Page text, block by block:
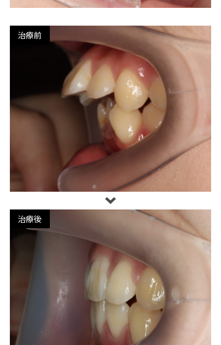
治療前
治療後